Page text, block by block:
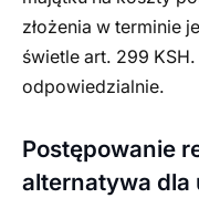
złożenia w terminie
świetle art. 299
odpowiedzialnie.
Postępowanie
alternatywa dla